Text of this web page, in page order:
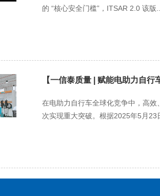
的 “核心安全门槛”，ITSAR 2.0 该版...
【一信泰质量 | 赋能电助力自
在电助力自行车全球化竞争中，高
次实现重大突破。根据2025年5月23